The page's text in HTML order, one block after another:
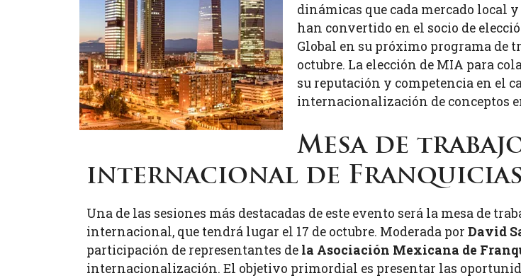
dinámicas que cada mercado local
han convertido en el socio de
Global en su próximo programa de
octubre. La elección de MIA para
su reputación y competencia en el
internacionalización de conceptos
Mesa de
internacional de Franquicias
Una de las sesiones más destacadas de este evento será la mesa de
internacional, que tendrá lugar el 17 de octubre. Moderada por David
participación de representantes de la Asociación Mexicana de
internacionalización. El objetivo primordial es presentar las